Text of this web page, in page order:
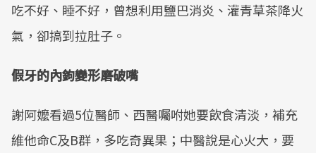
吃不好、睡不好，曾想利用鹽巴消炎、灌青草茶降火
氣，卻搞到拉肚子。
假牙的內鉤變形磨破嘴
謝阿嬤看過5位醫師、西醫囑咐她要飲食清淡，補充
維他命C及B群，多吃奇異果；中醫說是心火大，要